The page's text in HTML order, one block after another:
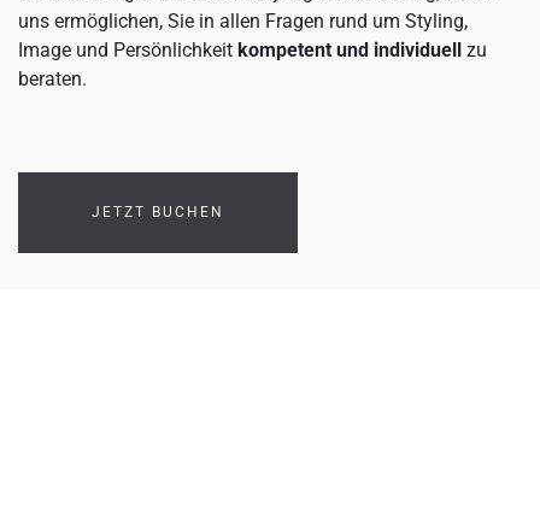
uns ermöglichen, Sie in allen Fragen rund um Styling,
Image und Persönlichkeit kompetent und individuell zu
beraten.
JETZT BUCHEN